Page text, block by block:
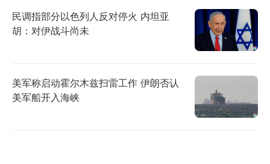
民调指部分以色列人反对停火 内坦亚
胡：对伊战斗尚未
美军称启动霍尔木兹扫雷工作 伊朗否认
美军船开入海峡